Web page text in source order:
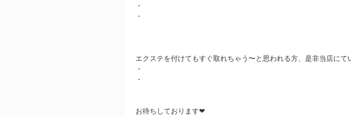
・
・
エクステを付けてもすぐ取れちゃう〜と思われる方、是非当店にて
・
・
お待ちしております❤